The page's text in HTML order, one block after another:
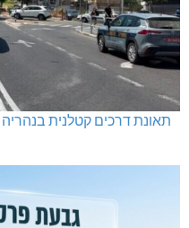
תאונת דרכים קטלנית בנהריה